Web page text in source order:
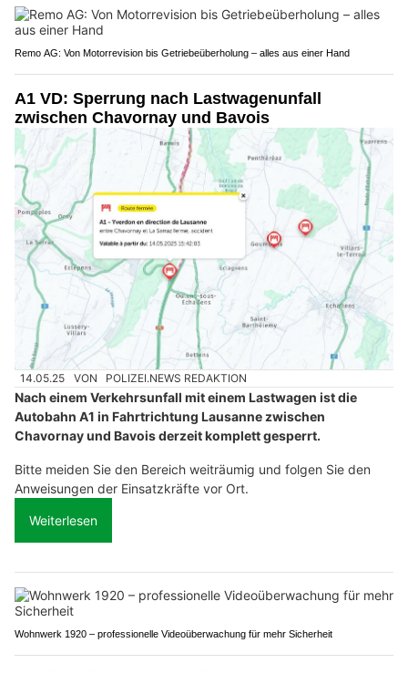
Remo AG: Von Motorrevision bis Getriebeüberholung – alles aus einer Hand
A1 VD: Sperrung nach Lastwagenunfall
zwischen Chavornay und Bavois
14.05.25 VON POLIZEI.NEWS REDAKTION
Nach einem Verkehrsunfall mit einem Lastwagen ist die
Autobahn A1 in Fahrtrichtung Lausanne zwischen
Chavornay und Bavois derzeit komplett gesperrt.
Bitte meiden Sie den Bereich weiträumig und folgen Sie den
Anweisungen der Einsatzkräfte vor Ort.
Weiterlesen
Wohnwerk 1920 – professionelle Videoüberwachung für mehr Sicherheit